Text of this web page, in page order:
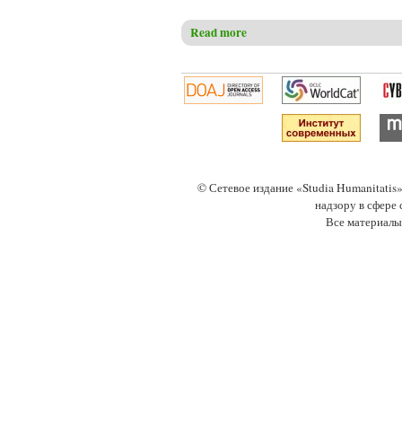
Read more
© Сетевое издание «Studia
надзору в
Все